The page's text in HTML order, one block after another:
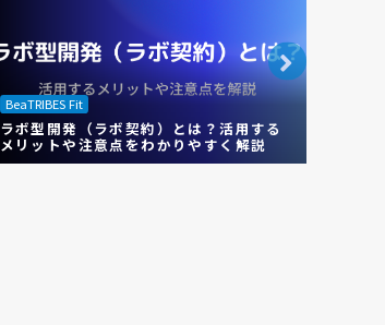
BeaTRIBES Fit
ラボ型開発（ラボ契約）とは？活用する
メリットや注意点をわかりやすく解説